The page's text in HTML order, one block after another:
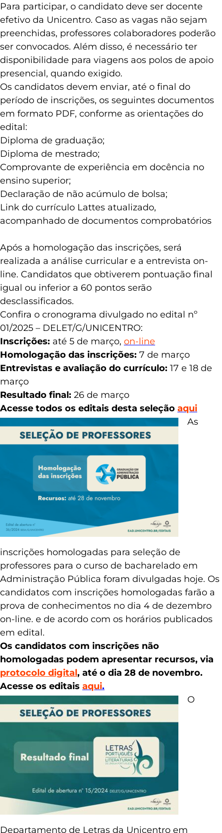
Para participar, o candidato deve ser docente
efetivo da Unicentro. Caso as vagas não sejam
preenchidas, professores colaboradores poderão
ser convocados. Além disso, é necessário ter
disponibilidade para viagens aos polos de apoio
presencial, quando exigido.
Os candidatos devem enviar, até o final do
período de inscrições, os seguintes documentos
em formato PDF, conforme as orientações do
edital:
Diploma de graduação;
Diploma de mestrado;
Comprovante de experiência em docência no
ensino superior;
Declaração de não acúmulo de bolsa;
Link do currículo Lattes atualizado,
acompanhado de documentos comprobatórios
Após a homologação das inscrições, será
realizada a análise curricular e a entrevista on-
line. Candidatos que obtiverem pontuação final
igual ou inferior a 60 pontos serão
desclassificados.
Confira o cronograma divulgado no edital nº
01/2025 – DELET/G/UNICENTRO:
Inscrições: até 5 de março, on-line
Homologação das inscrições: 7 de março
Entrevistas e avaliação do currículo: 17 e 18 de
março
Resultado final: 26 de março
Acesse todos os editais desta seleção aqui
As
inscrições homologadas para seleção de
professores para o curso de bacharelado em
Administração Pública foram divulgadas hoje. Os
candidatos com inscrições homologadas farão a
prova de conhecimentos no dia 4 de dezembro
on-line. e de acordo com os horários publicados
em edital.
Os candidatos com inscrições não
homologadas podem apresentar recursos, via
protocolo digital, até o dia 28 de novembro.
Acesse os editais aqui.
O
Departamento de Letras da Unicentro em